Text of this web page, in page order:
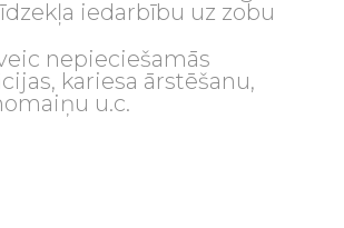
iedarbību uz zobu
nepieciešamās
kariesa ārstēšanu,
u.c.